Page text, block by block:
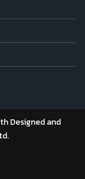
Designed and